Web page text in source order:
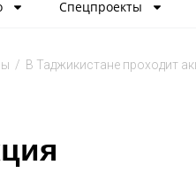
Спецпроекты
/ В Таджикистане проходит